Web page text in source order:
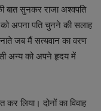
बात सुनकर राजा अश्वपति
को अपना पति चुनने की सलाह
नाते जब मैं सत्यवान का वरण
अन्य को अपने हृदय में
कर लिया। दोनों का विवाह